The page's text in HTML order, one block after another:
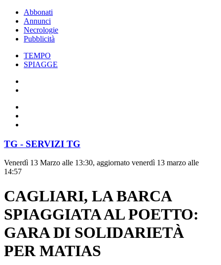
Abbonati
Annunci
Necrologie
Pubblicità
TEMPO
SPIAGGE
TG - SERVIZI TG
Venerdì 13 Marzo alle 13:30, aggiornato venerdì 13 marzo alle
14:57
CAGLIARI, LA BARCA
SPIAGGIATA AL POETTO:
GARA DI SOLIDARIETÀ
PER MATIAS